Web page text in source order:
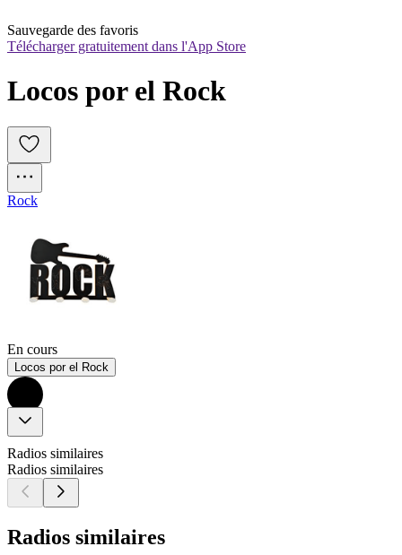
Sauvegarde des favoris
Télécharger gratuitement dans l'App Store
Locos por el Rock
Rock
En cours
Locos por el Rock
Radios similaires
Radios similaires
Radios similaires